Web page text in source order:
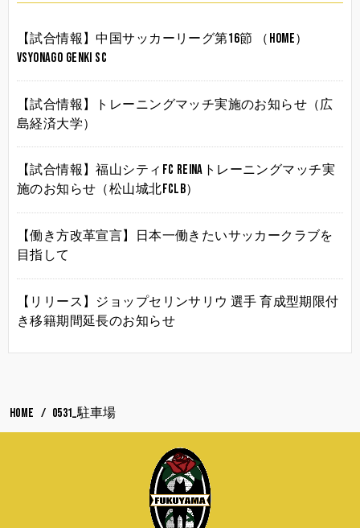
【試合情報】中国サッカーリーグ第16節 （HOME）
vsYonago Genki SC
【試合情報】トレーニングマッチ実施のお知らせ（広
島経済大学）
【試合情報】福山シティFC Reinaトレーニングマッチ実
施のお知らせ（松山城北FCLB）
【働き方改革宣言】日本一働きたいサッカークラブを
目指して
【リリース】ジョップセリンサリウ 選手 育成型期限付
き移籍期間延長のお知らせ
HOME 0531_駐車場